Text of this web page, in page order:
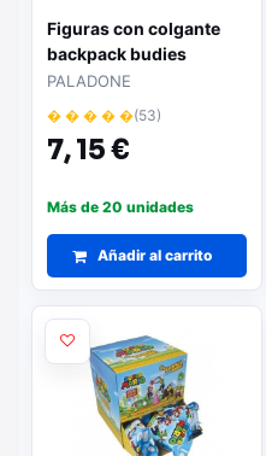
Figuras con colgante
backpack budies
paladone minecraft t2 9
PALADONE
� � � � �(53)
7,15 €
Más de 20 unidades
Añadir al carrito